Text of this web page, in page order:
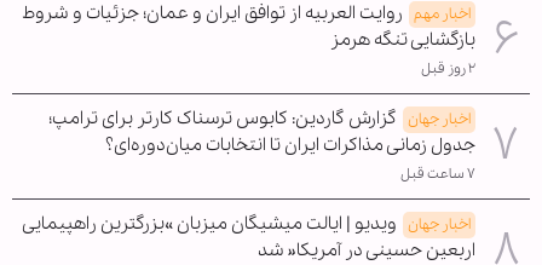
اخبار مهم روایت العربیه از توافق ایران و عمان؛ جزئیات و شروط
بازگشایی تنگه هرمز
۲ روز قبل
اخبار جهان گزارش گاردین: کابوس ترسناک کارتر برای ترامپ؛
جدول زمانی مذاکرات ایران تا انتخابات میان‌دوره‌ای؟
۷ ساعت قبل
اخبار جهان ویدیو | ایالت میشیگان میزبان »بزرگترین راهپیمایی
اربعین حسینی در آمریکا« شد